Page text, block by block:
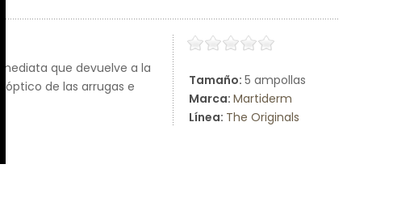
Tamaño: 5 ampollas
Marca: Martiderm
Línea: The Originals
que devuelve a la
de las arrugas e